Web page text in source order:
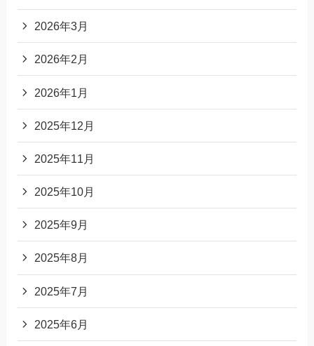
2026年3月
2026年2月
2026年1月
2025年12月
2025年11月
2025年10月
2025年9月
2025年8月
2025年7月
2025年6月